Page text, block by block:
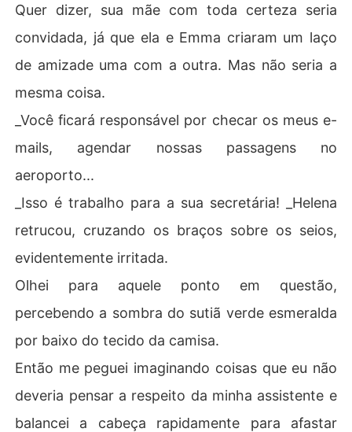
Quer dizer, sua mãe com toda certeza seria
convidada, já que ela e Emma criaram um laço
de amizade uma com a outra. Mas não seria a
mesma coisa.
_Você ficará responsável por checar os meus e-
mails, agendar nossas passagens no
aeroporto...
_Isso é trabalho para a sua secretária! _Helena
retrucou, cruzando os braços sobre os seios,
evidentemente irritada.
Olhei para aquele ponto em questão,
percebendo a sombra do sutiã verde esmeralda
por baixo do tecido da camisa.
Então me peguei imaginando coisas que eu não
deveria pensar a respeito da minha assistente e
balancei a cabeça rapidamente para afastar